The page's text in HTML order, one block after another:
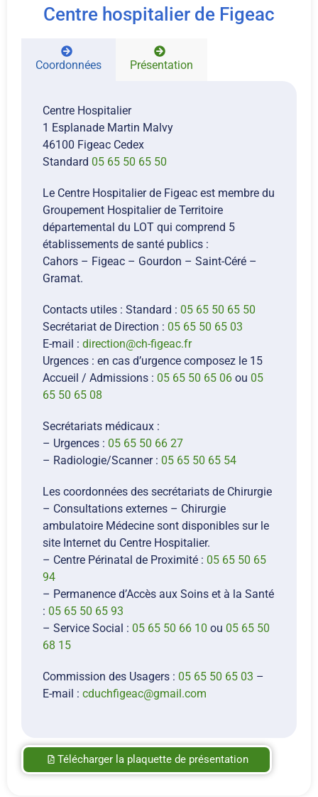
Centre hospitalier de Figeac
Coordonnées Présentation
Centre Hospitalier
1 Esplanade Martin Malvy
46100 Figeac Cedex
Standard 05 65 50 65 50
Le Centre Hospitalier de Figeac est membre du
Groupement Hospitalier de Territoire
départemental du LOT qui comprend 5
établissements de santé publics :
Cahors – Figeac – Gourdon – Saint-Céré –
Gramat.
Contacts utiles : Standard : 05 65 50 65 50
Secrétariat de Direction : 05 65 50 65 03
E-mail : direction@ch-figeac.fr
Urgences : en cas d’urgence composez le 15
Accueil / Admissions : 05 65 50 65 06 ou 05
65 50 65 08
Secrétariats médicaux :
– Urgences : 05 65 50 66 27
– Radiologie/Scanner : 05 65 50 65 54
Les coordonnées des secrétariats de Chirurgie
– Consultations externes – Chirurgie
ambulatoire Médecine sont disponibles sur le
site Internet du Centre Hospitalier.
– Centre Périnatal de Proximité : 05 65 50 65
94
– Permanence d’Accès aux Soins et à la Santé
: 05 65 50 65 93
– Service Social : 05 65 50 66 10 ou 05 65 50
68 15
Commission des Usagers : 05 65 50 65 03 –
E-mail : cduchfigeac@gmail.com
Télécharger la plaquette de présentation